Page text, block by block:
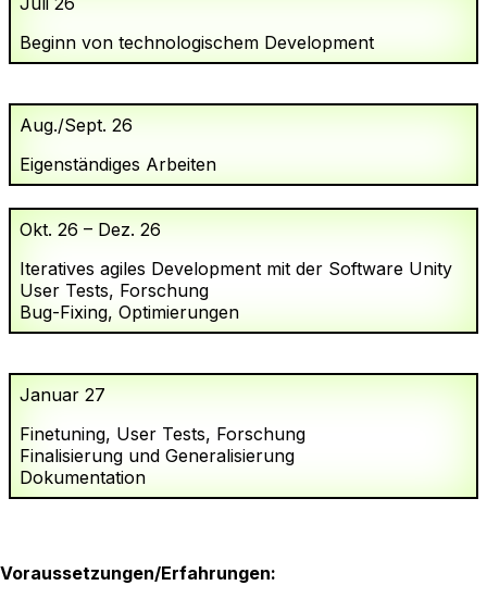
Beginn von technologischem Development
Aug./Sept. 26
Eigenständiges Arbeiten
Okt. 26 – Dez. 26
Iteratives agiles Development mit der Software Unity
User Tests, Forschung
Bug-Fixing, Optimierungen
Januar 27
Finetuning, User Tests, Forschung
Finalisierung und Generalisierung
Dokumentation
Voraussetzungen/Erfahrungen: